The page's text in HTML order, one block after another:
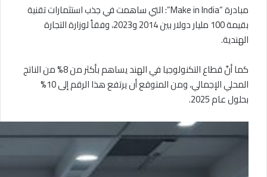
مبادرة “Make in India”: التي ساهمت في جذب استثمارات تقنية
بقيمة 100 مليار دولار بين 2014 و2023، وفقاً لوزارة التجارة
الهندية.
كما أنَّ قطاع التكنولوجيا في الهند يساهم بأكثر من 8% من الناتج
المحلي الإجمالي، ومن المتوقع أن يرتفع هذا الرقم إلى 10%
بحلول عام 2025.